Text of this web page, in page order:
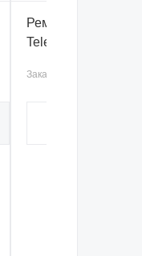
Ремонт
Telemecanique
Заказчик: